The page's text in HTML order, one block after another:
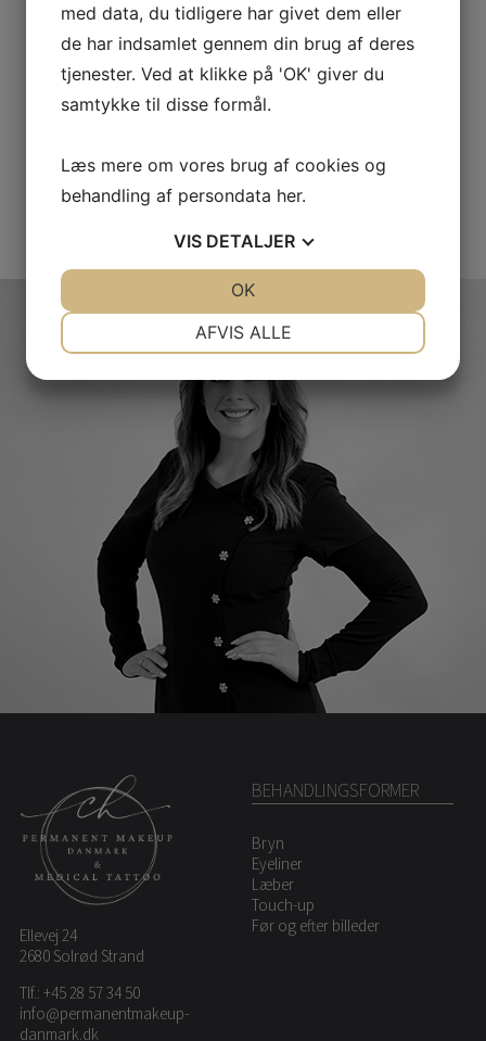
Ellevej 24
2680 Solrød Strand
Tlf.:+45 28 57 34 50
info@permanentmakeup-
danmark.dk
BEHANDLINGSFORMER
Bryn
Eyeliner
Læber
Touch-up
Før og efter billeder
med data, du tidligere har givet dem eller
de har indsamlet gennem din brug af deres
tjenester. Ved at klikke på 'OK' giver du
samtykke til disse formål.
Læs mere om vores brug af cookies og
behandling af persondata her.
VIS DETALJER
MARKETING
AFVIS ALLE
OK